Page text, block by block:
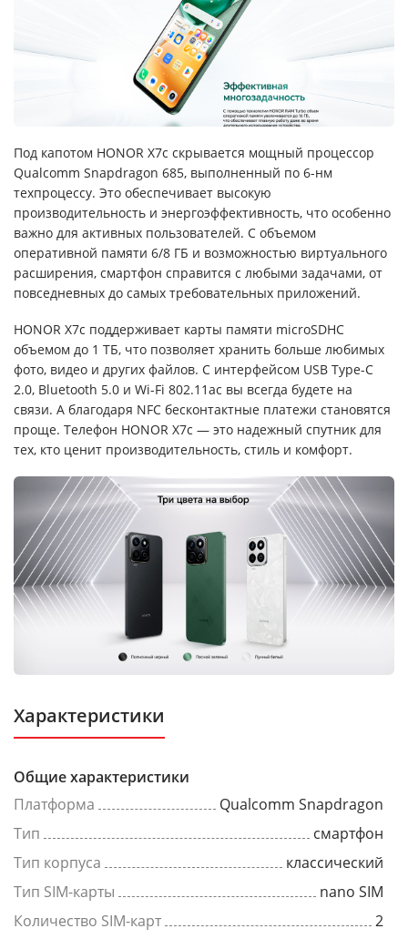
Под капотом HONOR X7c скрывается мощный процессор
Qualcomm Snapdragon 685, выполненный по 6-нм
техпроцессу. Это обеспечивает высокую
производительность и энергоэффективность, что особенно
важно для активных пользователей. С объемом
оперативной памяти 6/8 ГБ и возможностью виртуального
расширения, смартфон справится с любыми задачами, от
повседневных до самых требовательных приложений.
HONOR X7c поддерживает карты памяти microSDHC
объемом до 1 ТБ, что позволяет хранить больше любимых
фото, видео и других файлов. С интерфейсом USB Type-C
2.0, Bluetooth 5.0 и Wi-Fi 802.11ac вы всегда будете на
связи. А благодаря NFC бесконтактные платежи становятся
проще. Телефон HONOR X7c — это надежный спутник для
тех, кто ценит производительность, стиль и комфорт.
Характеристики
Общие характеристики
Платформа
Qualcomm Snapdragon
Тип
смартфон
Тип корпуса
классический
Тип SIM-карты
nano SIM
Количество SIM-карт
2